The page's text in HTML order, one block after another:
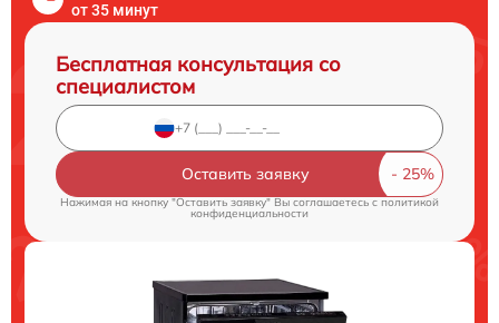
от 35 минут
Бесплатная консультация со
специалистом
Оставить заявку
Нажимая на кнопку "Оставить заявку" Вы соглашаетесь cполитикой
конфиденциальности